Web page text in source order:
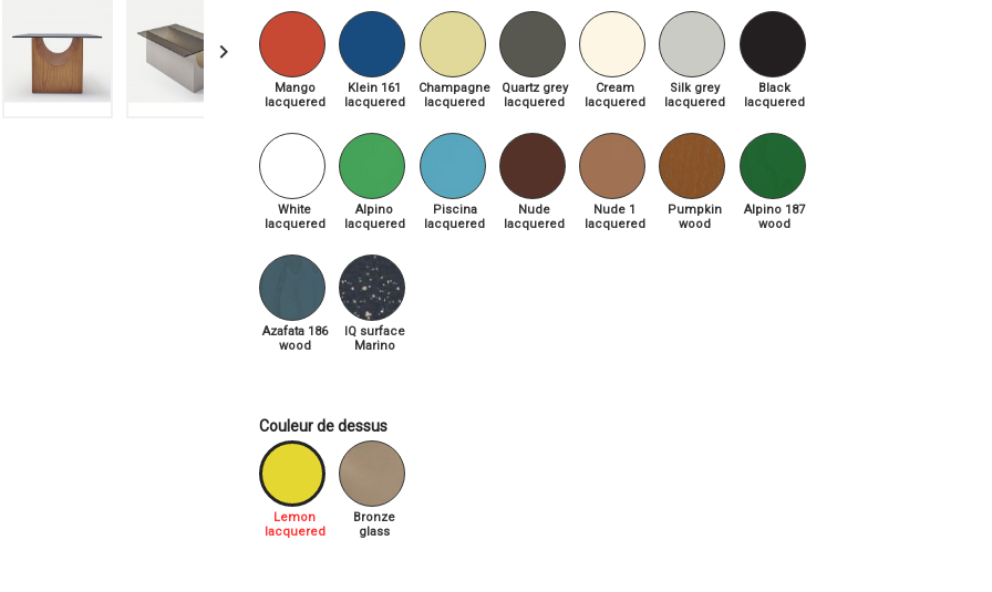

Mango
lacquered
Klein 161
lacquered
Champagne
lacquered
Quartz grey
lacquered
Cream
lacquered
Silk grey
lacquered
Black
lacquered
White
lacquered
Alpino
lacquered
Piscina
lacquered
Nude
lacquered
Nude 1
lacquered
Pumpkin
wood
Alpino 187
wood
Azafata 186
wood
IQ surface
Marino
Couleur de dessus
Lemon
lacquered
Bronze
glass